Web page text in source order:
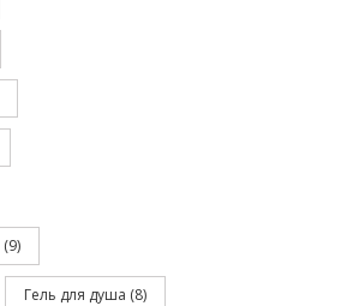
(9)
Гель для душа (8)